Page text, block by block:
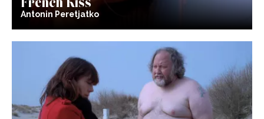
Antonin Peretjatko